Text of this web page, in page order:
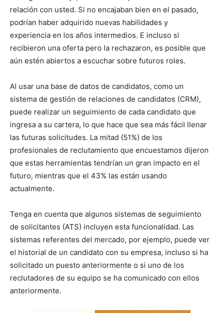
relación con usted. Si no encajaban bien en el pasado,
podrían haber adquirido nuevas habilidades y
experiencia en los años intermedios. E incluso si
recibieron una oferta pero la rechazaron, es posible que
aún estén abiertos a escuchar sobre futuros roles.
Al usar una base de datos de candidatos, como un
sistema de gestión de relaciones de candidatos (CRM),
puede realizar un seguimiento de cada candidato que
ingresa a su cartera, lo que hace que sea más fácil llenar
las futuras solicitudes. La mitad (51%) de los
profesionales de reclutamiento que encuestamos dijeron
que estas herramientas tendrían un gran impacto en el
futuro, mientras que el 43% las están usando
actualmente.
Tenga en cuenta que algunos sistemas de seguimiento
de solicitantes (ATS) incluyen esta funcionalidad. Las
sistemas referentes del mercado, por ejemplo, puede ver
el historial de un candidato con su empresa, incluso si ha
solicitado un puesto anteriormente o si uno de los
reclutadores de su equipo se ha comunicado con ellos
anteriormente.